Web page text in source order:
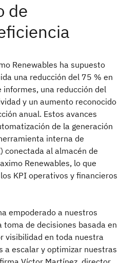
Renewables ha supuesto
una reducción del 75 % en
una reducción del
y un aumento reconocido
anual. Estos avances
de la generación
interna de
conectada al almacén de
Renewables, lo que
KPI operativos y financieros
empoderado a nuestros
toma de decisiones basada en
visibilidad en toda nuestra
a escalar y optimizar nuestras